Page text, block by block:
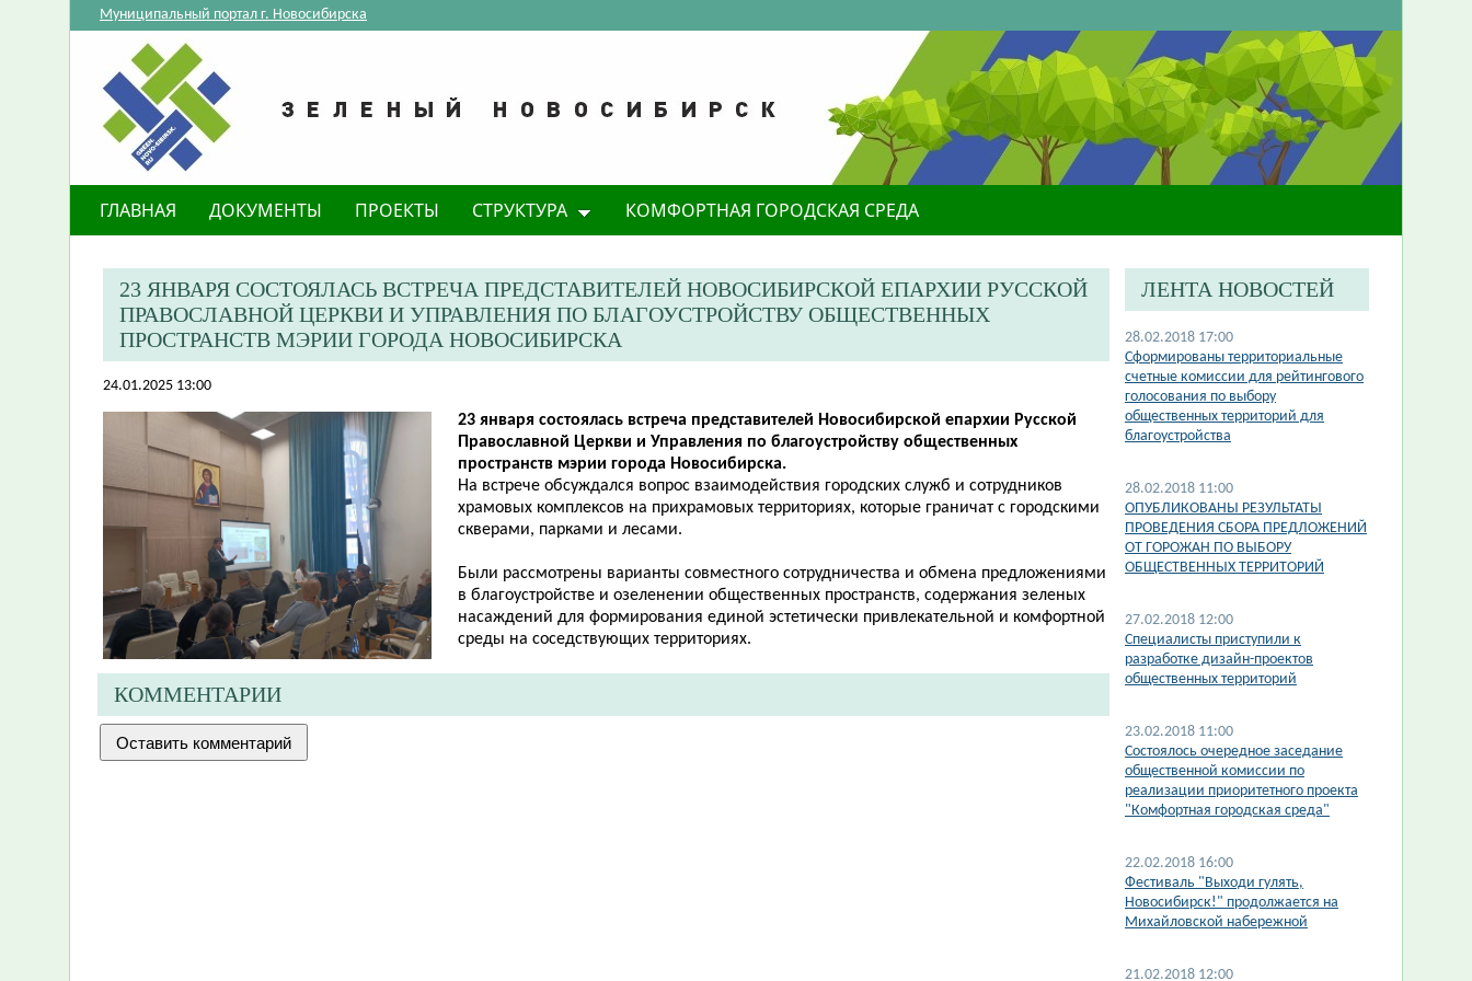
Муниципальный портал г. Новосибирска
ГЛАВНАЯ ДОКУМЕНТЫ ПРОЕКТЫ СТРУКТУРА КОМФОРТНАЯ ГОРОДСКАЯ СРЕДА
23 ЯНВАРЯ СОСТОЯЛАСЬ ВСТРЕЧА ПРЕДСТАВИТЕЛЕЙ НОВОСИБИРСКОЙ ЕПАРХИИ РУССКОЙ
ПРАВОСЛАВНОЙ ЦЕРКВИ И УПРАВЛЕНИЯ ПО БЛАГОУСТРОЙСТВУ ОБЩЕСТВЕННЫХ
ПРОСТРАНСТВ МЭРИИ ГОРОДА НОВОСИБИРСКА
24.01.2025 13:00
23 января состоялась встреча представителей Новосибирской епархии Русской
Православной Церкви и Управления по благоустройству общественных
пространств мэрии города Новосибирска.
На встрече обсуждался вопрос взаимодействия городских служб и сотрудников
храмовых комплексов на прихрамовых территориях, которые граничат с городскими
скверами, парками и лесами.
Были рассмотрены варианты совместного сотрудничества и обмена предложениями
в благоустройстве и озеленении общественных пространств, содержания зеленых
насаждений для формирования единой эстетически привлекательной и комфортной
среды на соседствующих территориях.
КОММЕНТАРИИ
ЛЕНТА НОВОСТЕЙ
28.02.2018 17:00
Сформированы территориальные
счетные комиссии для рейтингового
голосования по выбору
общественных территорий для
благоустройства
28.02.2018 11:00
ОПУБЛИКОВАНЫ РЕЗУЛЬТАТЫ
ПРОВЕДЕНИЯ СБОРА ПРЕДЛОЖЕНИЙ
ОТ ГОРОЖАН ПО ВЫБОРУ
ОБЩЕСТВЕННЫХ ТЕРРИТОРИЙ
27.02.2018 12:00
Специалисты приступили к
разработке дизайн-проектов
общественных территорий
23.02.2018 11:00
Состоялось очередное заседание
общественной комиссии по
реализации приоритетного проекта
"Комфортная городская среда"
22.02.2018 16:00
Фестиваль "Выходи гулять,
Новосибирск!" продолжается на
Михайловской набережной
21.02.2018 12:00